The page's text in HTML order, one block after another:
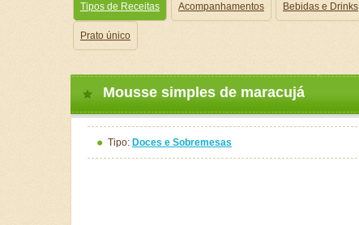
Tipos de Receitas Acompanhamentos Bebidas e Drinks
Prato único
Mousse simples de maracujá
Tipo: Doces e Sobremesas